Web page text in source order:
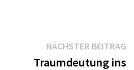
NÄCHSTER BEITRAG
Traumdeutung ins